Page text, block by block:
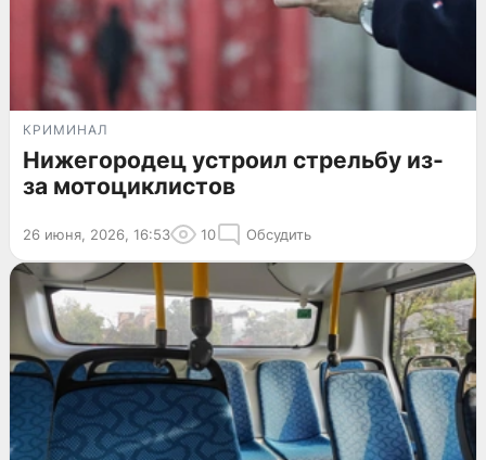
КРИМИНАЛ
Нижегородец устроил стрельбу из-
за мотоциклистов
26 июня, 2026, 16:53 10 Обсудить